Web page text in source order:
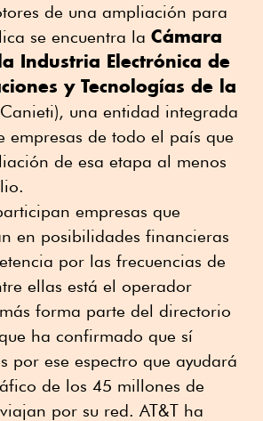
de una ampliación para
se encuentra la Cámara
Industria Electrónica de
y Tecnologías de la
una entidad integrada
empresas de todo el país que
de esa etapa al menos
empresas que
en posibilidades financieras
por las frecuencias de
ellas está el operador
forma parte del directorio
ha confirmado que sí
por ese espectro que ayudará
de los 45 millones de
por su red. AT&T ha